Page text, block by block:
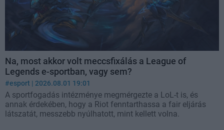
Na, most akkor volt meccsfixálás a League of
Legends e-sportban, vagy sem?
#esport | 2026.08.01 19:01
A sportfogadás intézménye megmérgezte a LoL-t is, és
annak érdekében, hogy a Riot fenntarthassa a fair eljárás
látszatát, messzebb nyúlhatott, mint kellett volna.